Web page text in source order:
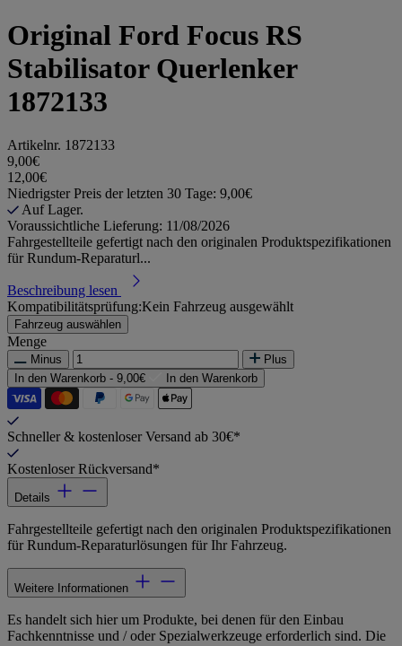
Original Ford Focus RS
Stabilisator Querlenker
1872133
Artikelnr. 1872133
9,00€
12,00€
Niedrigster Preis der letzten 30 Tage: 9,00€
Auf Lager.
Voraussichtliche Lieferung: 11/08/2026
Fahrgestellteile gefertigt nach den originalen Produktspezifikationen
für Rundum-Reparaturl...
Beschreibung lesen
Kompatibilitätsprüfung:Kein Fahrzeug ausgewählt
Fahrzeug auswählen
Menge
Minus
Plus
In den Warenkorb - 9,00€ In den Warenkorb
Schneller & kostenloser Versand ab 30€*
Kostenloser Rückversand*
Details
Fahrgestellteile gefertigt nach den originalen Produktspezifikationen
für Rundum-Reparaturlösungen für Ihr Fahrzeug.
Weitere Informationen
Es handelt sich hier um Produkte, bei denen für den Einbau
Fachkenntnisse und / oder Spezialwerkzeuge erforderlich sind. Die